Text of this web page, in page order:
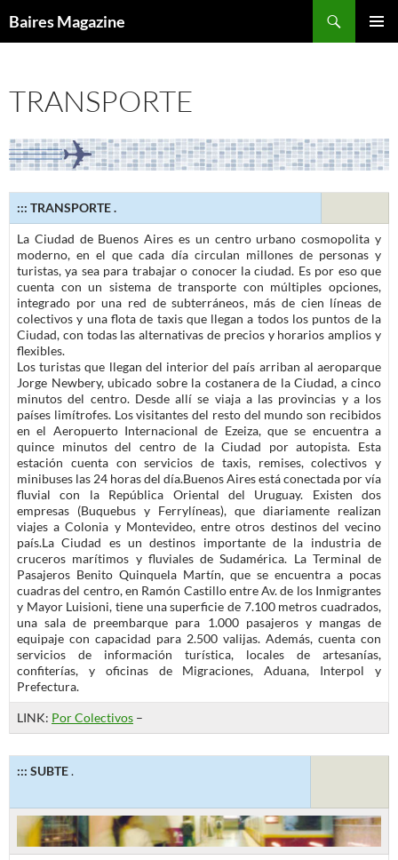
Baires Magazine
TRANSPORTE
::: TRANSPORTE .
La Ciudad de Buenos Aires es un centro urbano cosmopolita y
moderno, en el que cada día circulan millones de personas y
turistas, ya sea para trabajar o conocer la ciudad. Es por eso que
cuenta con un sistema de transporte con múltiples opciones,
integrado por una red de subterráneos, más de cien líneas de
colectivos y una flota de taxis que llegan a todos los puntos de la
Ciudad, con todas las alternativas de precios y horarios amplios y
flexibles.
Los turistas que llegan del interior del país arriban al aeroparque
Jorge Newbery, ubicado sobre la costanera de la Ciudad, a cinco
minutos del centro. Desde allí se viaja a las provincias y a los
países limítrofes. Los visitantes del resto del mundo son recibidos
en el Aeropuerto Internacional de Ezeiza, que se encuentra a
quince minutos del centro de la Ciudad por autopista. Esta
estación cuenta con servicios de taxis, remises, colectivos y
minibuses las 24 horas del día.Buenos Aires está conectada por vía
fluvial con la República Oriental del Uruguay. Existen dos
empresas (Buquebus y Ferrylíneas), que diariamente realizan
viajes a Colonia y Montevideo, entre otros destinos del vecino
país.La Ciudad es un destinos importante de la industria de
cruceros marítimos y fluviales de Sudamérica. La Terminal de
Pasajeros Benito Quinquela Martín, que se encuentra a pocas
cuadras del centro, en Ramón Castillo entre Av. de los Inmigrantes
y Mayor Luisioni, tiene una superficie de 7.100 metros cuadrados,
una sala de preembarque para 1.000 pasajeros y mangas de
equipaje con capacidad para 2.500 valijas. Además, cuenta con
servicios de información turística, locales de artesanías,
confiterías, y oficinas de Migraciones, Aduana, Interpol y
Prefectura.
LINK: Por Colectivos –
::: SUBTE.